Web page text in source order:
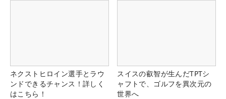
ネクストヒロイン選手とラウ
ンドできるチャンス！詳しく
はこちら！
スイスの叡智が生んだTPTシ
ャフトで、ゴルフを異次元の
世界へ